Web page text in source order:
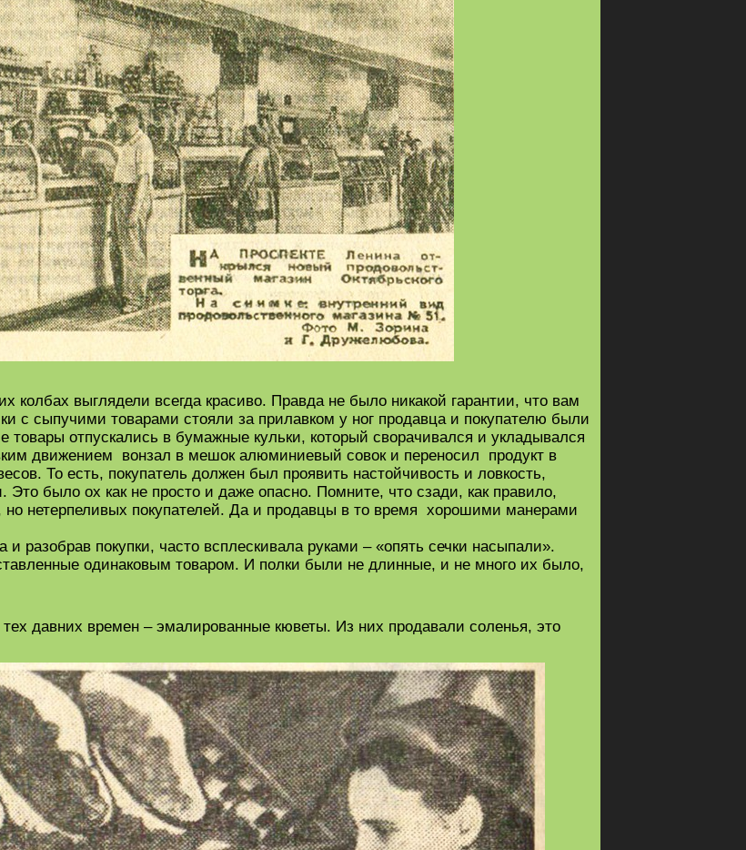
колбах выглядели всегда красиво. Правда не было никакой гарантии, что вам
с сыпучими товарами стояли за прилавком у ног продавца и покупателю были
отпускались в бумажные кульки, который сворачивался и укладывался
движением вонзал в мешок алюминиевый совок и переносил продукт в
То есть, покупатель должен был проявить настойчивость и ловкость,
Это было ох как не просто и даже опасно. Помните, что сзади, как правило,
нетерпеливых покупателей. Да и продавцы в то время хорошими манерами
разобрав покупки, часто всплескивала руками – «опять сечки насыпали».
одинаковым товаром. И полки были не длинные, и не много их было,
давних времен – эмалированные кюветы. Из них продавали соленья, это